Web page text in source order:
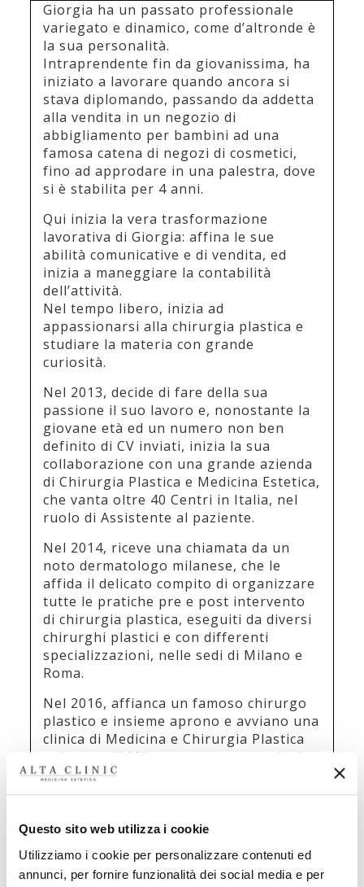
Questo sito web utilizza i cookie
Utilizziamo i cookie per personalizzare contenuti ed
annunci, per fornire funzionalità dei social media e per
Giorgia ha un passato professionale
variegato e dinamico, come d’altronde è
la sua personalità.
Intraprendente fin da giovanissima, ha
iniziato a lavorare quando ancora si
stava diplomando, passando da addetta
alla vendita in un negozio di
abbigliamento per bambini ad una
famosa catena di negozi di cosmetici,
fino ad approdare in una palestra, dove
si è stabilita per 4 anni.
Qui inizia la vera trasformazione
lavorativa di Giorgia: affina le sue
abilità comunicative e di vendita, ed
inizia a maneggiare la contabilità
dell’attività.
Nel tempo libero, inizia ad
appassionarsi alla chirurgia plastica e
studiare la materia con grande
curiosità.
Nel 2013, decide di fare della sua
passione il suo lavoro e, nonostante la
giovane età ed un numero non ben
definito di CV inviati, inizia la sua
collaborazione con una grande azienda
di Chirurgia Plastica e Medicina Estetica,
che vanta oltre 40 Centri in Italia, nel
ruolo di Assistente al paziente.
Nel 2014, riceve una chiamata da un
noto dermatologo milanese, che le
affida il delicato compito di organizzare
tutte le pratiche pre e post intervento
di chirurgia plastica, eseguiti da diversi
chirurghi plastici e con differenti
specializzazioni, nelle sedi di Milano e
Roma.
Nel 2016, affianca un famoso chirurgo
plastico e insieme aprono e avviano una
clinica di Medicina e Chirurgia Plastica
nel cuore di Milano, un progetto che ha
riscontrato un grande successo.
diventeranno i suoi soci e inizia questa
Clinic”, il progetto per un centro di
Medicina Estetica di cui Giorgia sarebbe